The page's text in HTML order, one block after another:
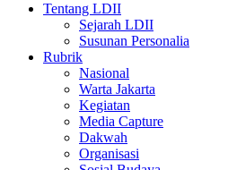
Tentang LDII
Sejarah LDII
Susunan Personalia
Rubrik
Nasional
Warta Jakarta
Kegiatan
Media Capture
Dakwah
Organisasi